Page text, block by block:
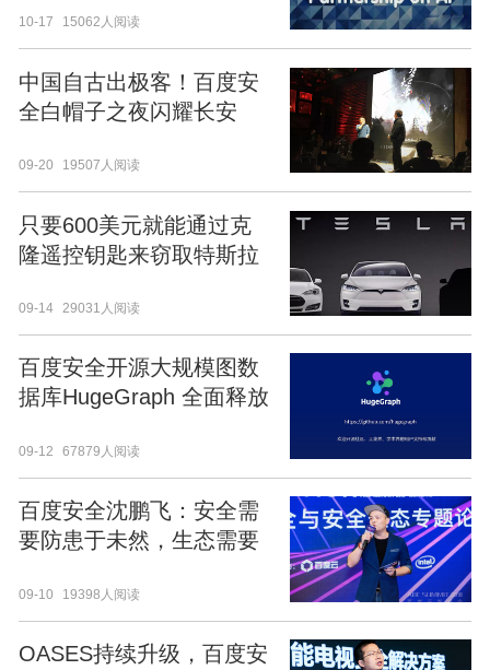
10-17 15062人阅读
中国自古出极客！百度安
全白帽子之夜闪耀长安
09-20 19507人阅读
只要600美元就能通过克
隆遥控钥匙来窃取特斯拉
09-14 29031人阅读
百度安全开源大规模图数
据库HugeGraph 全面释放
09-12 67879人阅读
百度安全沈鹏飞：安全需
要防患于未然，生态需要
09-10 19398人阅读
OASES持续升级，百度安